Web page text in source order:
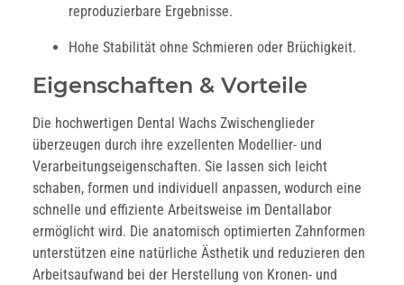
reproduzierbare Ergebnisse.
Hohe Stabilität ohne Schmieren oder Brüchigkeit.
Eigenschaften & Vorteile
Die hochwertigen Dental Wachs Zwischenglieder
überzeugen durch ihre exzellenten Modellier- und
Verarbeitungseigenschaften. Sie lassen sich leicht
schaben, formen und individuell anpassen, wodurch eine
schnelle und effiziente Arbeitsweise im Dentallabor
ermöglicht wird. Die anatomisch optimierten Zahnformen
unterstützen eine natürliche Ästhetik und reduzieren den
Arbeitsaufwand bei der Herstellung von Kronen- und